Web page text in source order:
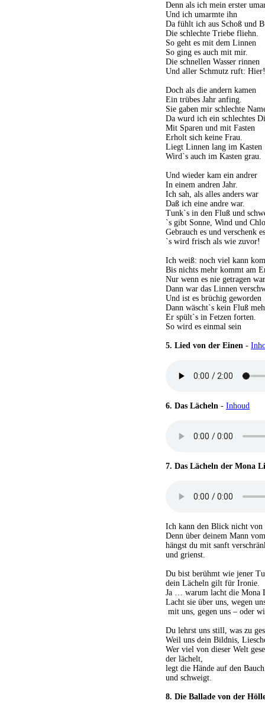
Denn als ich mein erster
Und ich umarmte ihn
Da fühlt ich aus Schoß und
Die schlechte Triebe fliehn.
So geht es mit dem Linnen
So ging es auch mit mir.
Die schnellen Wasser rinnen
Und aller Schmutz ruft: Hier!
Doch als die andern kamen
Ein trübes Jahr anfing.
Sie gaben mir schlechte
Da wurd ich ein schlechtes
Mit Sparen und mit Fasten
Erholt sich keine Frau.
Liegt Linnen lang im Kasten
Wird`s auch im Kasten grau.
Und wieder kam ein andrer
In einem andren Jahr.
Ich sah, als alles anders war
Daß ich eine andre war.
Tunk`s in den Fluß und
`s gibt Sonne, Wind und
Gebrauch es und verschenk
`s wird frisch als wie zuvor!
Ich weiß: noch viel kann
Bis nichts mehr kommt am
Nur wenn es nie getragen war
Dann war das Linnen
Und ist es brüchig geworden
Dann wäscht`s kein Fluß
Er spült`s in Fetzen forten.
So wird es einmal sein
5. Lied von der Einen -
6. Das Lächeln - Inhoud
7. Das Lächeln der Mona
Ich kann den Blick nicht von
Denn über deinem Mann
hängst du mit sanft
und grienst.
Du bist berühmt wie jener
dein Lächeln gilt für Ironie.
Ja … warum lacht die Mona
Lacht sie über uns, wegen
mit uns, gegen uns – oder
Du lehrst uns still, was zu
Weil uns dein Bildnis,
Wer viel von dieser Welt
der lächelt,
legt die Hände auf den Bauch
und schweigt.
8. Die Ballade von der